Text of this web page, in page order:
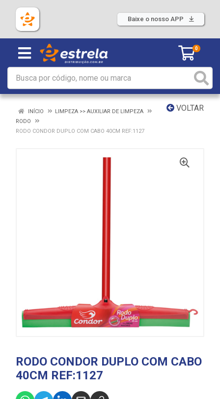
Baixe o nosso APP
0
VOLTAR
INÍCIO
LIMPEZA >> AUXILIAR DE LIMPEZA
RODO
RODO CONDOR DUPLO COM CABO 40CM REF:1127
RODO CONDOR DUPLO COM CABO
40CM REF:1127